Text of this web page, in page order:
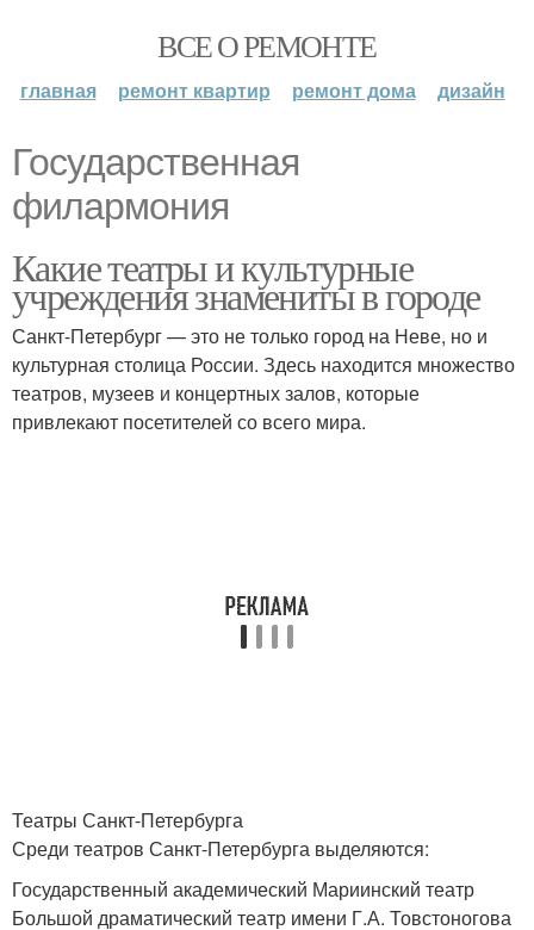
ВСЕ О РЕМОНТЕ
главная ремонт квартир ремонт дома дизайн
Государственная
филармония
Какие театры и культурные
учреждения знамениты в городе
Санкт-Петербург — это не только город на Неве, но и
культурная столица России. Здесь находится множество
театров, музеев и концертных залов, которые
привлекают посетителей со всего мира.
Театры Санкт-Петербурга
Среди театров Санкт-Петербурга выделяются:
Государственный академический Мариинский театр
Большой драматический театр имени Г.А. Товстоногова